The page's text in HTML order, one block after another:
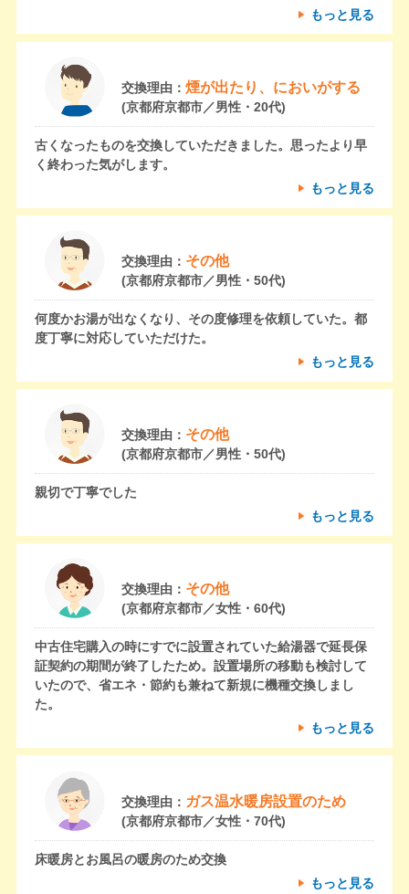
もっと見る
交換理由： 煙が出たり、においがする
(京都府京都市／男性・20代)
古くなったものを交換していただきました。思ったより早
く終わった気がします。
もっと見る
交換理由： その他
(京都府京都市／男性・50代)
何度かお湯が出なくなり、その度修理を依頼していた。都
度丁寧に対応していただけた。
もっと見る
交換理由： その他
(京都府京都市／男性・50代)
親切で丁寧でした
もっと見る
交換理由： その他
(京都府京都市／女性・60代)
中古住宅購入の時にすでに設置されていた給湯器で延長保
証契約の期間が終了したため。設置場所の移動も検討して
いたので、省エネ・節約も兼ねて新規に機種交換しまし
た。
もっと見る
交換理由： ガス温水暖房設置のため
(京都府京都市／女性・70代)
床暖房とお風呂の暖房のため交換
もっと見る